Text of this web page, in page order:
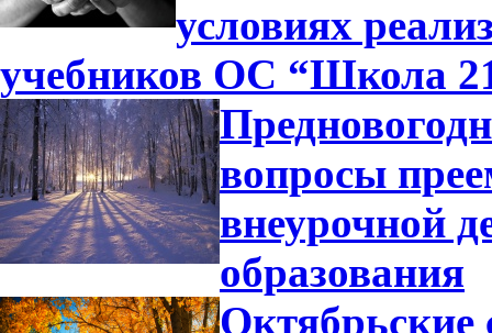
условиях
учебников ОС “Школа
вопросы
внеурочной
образования